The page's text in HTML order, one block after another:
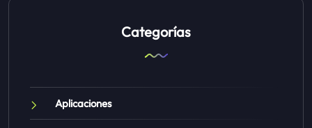
Categorías
Aplicaciones